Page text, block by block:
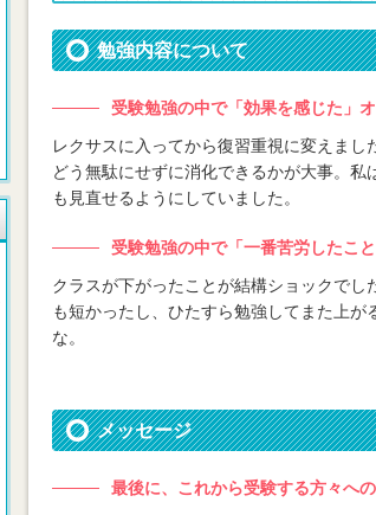
勉強内容について
受験勉強の中で「効果を感じた」
レクサスに入ってから復習重視に変えま
どう無駄にせずに消化できるかが大事。
も見直せるようにしていました。
受験勉強の中で「一番苦労したこ
クラスが下がったことが結構ショックで
も短かったし、ひたすら勉強してまた上
な。
メッセージ
最後に、これから受験する方々へ